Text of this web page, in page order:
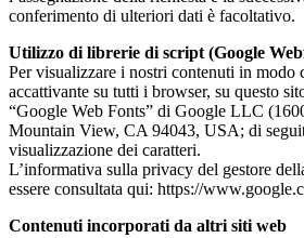
conferimento di ulteriori dati è facoltativo.
Utilizzo di librerie di script (Google
Per visualizzare i nostri contenuti in modo
accattivante su tutti i browser, su questo
“Google Web Fonts” di Google LLC
Mountain View, CA 94043, USA; di
visualizzazione dei caratteri.
L’informativa sulla privacy del gestore
essere consultata qui: https://
Contenuti incorporati da altri siti web